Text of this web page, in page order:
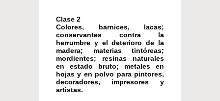
Clase 2
Colores, barnices, lacas;
conservantes contra la
herrumbre y el deterioro de la
madera; materias tintóreas;
mordientes; resinas naturales
en estado bruto; metales en
hojas y en polvo para pintores,
decoradores, impresores y
artistas.